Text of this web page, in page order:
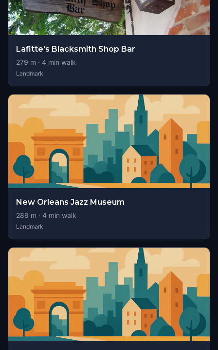
Lafitte's Blacksmith Shop Bar
279 m · 4 min walk
Landmark
New Orleans Jazz Museum
289 m · 4 min walk
Landmark